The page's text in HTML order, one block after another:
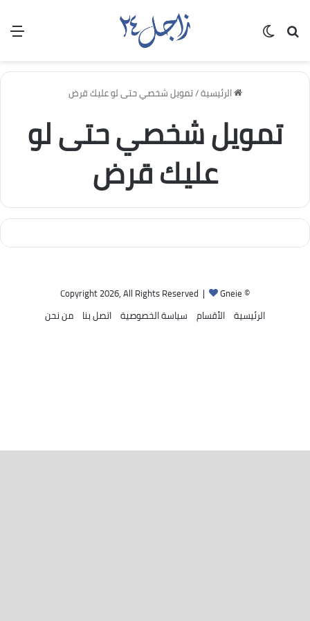
بحث عن
الرئيسية/تمويل شخصي حتى لو عليك قرض
تمويل شخصي حتى لو
عليك قرض
© Copyright 2026, All Rights Reserved |
Gneie
الرئيسية الأقسام سياسة الخصوصية اتصل بنا من نحن